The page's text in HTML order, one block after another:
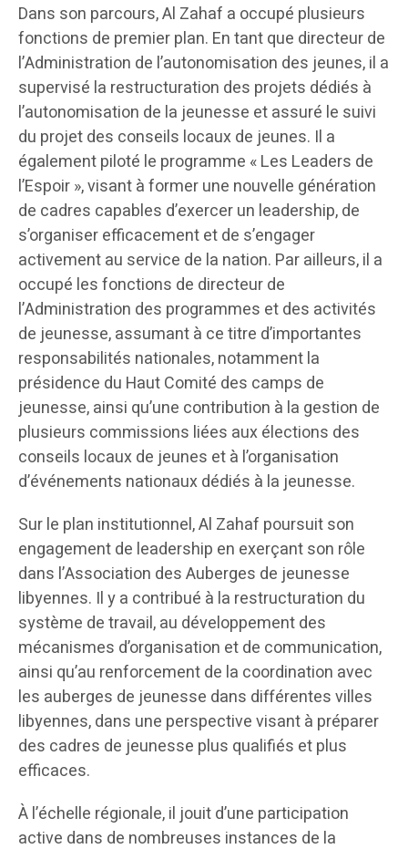
Dans son parcours, Al Zahaf a occupé plusieurs
fonctions de premier plan. En tant que directeur de
l’Administration de l’autonomisation des jeunes, il a
supervisé la restructuration des projets dédiés à
l’autonomisation de la jeunesse et assuré le suivi
du projet des conseils locaux de jeunes. Il a
également piloté le programme « Les Leaders de
l’Espoir », visant à former une nouvelle génération
de cadres capables d’exercer un leadership, de
s’organiser efficacement et de s’engager
activement au service de la nation. Par ailleurs, il a
occupé les fonctions de directeur de
l’Administration des programmes et des activités
de jeunesse, assumant à ce titre d’importantes
responsabilités nationales, notamment la
présidence du Haut Comité des camps de
jeunesse, ainsi qu’une contribution à la gestion de
plusieurs commissions liées aux élections des
conseils locaux de jeunes et à l’organisation
d’événements nationaux dédiés à la jeunesse.
Sur le plan institutionnel, Al Zahaf poursuit son
engagement de leadership en exerçant son rôle
dans l’Association des Auberges de jeunesse
libyennes. Il y a contribué à la restructuration du
système de travail, au développement des
mécanismes d’organisation et de communication,
ainsi qu’au renforcement de la coordination avec
les auberges de jeunesse dans différentes villes
libyennes, dans une perspective visant à préparer
des cadres de jeunesse plus qualifiés et plus
efficaces.
À l’échelle régionale, il jouit d’une participation
active dans de nombreuses instances de la